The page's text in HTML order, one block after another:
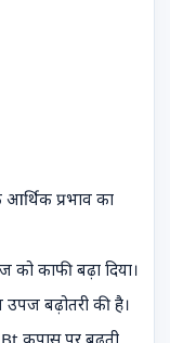
प्रभाव का
काफी बढ़ा दिया।
बढ़ोतरी की है।
कपास पर बढ़ती